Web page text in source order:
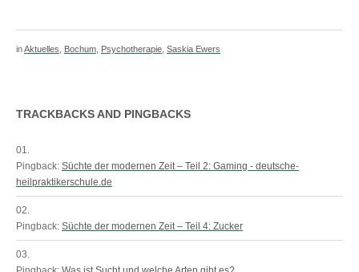
inAktuelles, Bochum, Psychotherapie, Saskia Ewers
TRACKBACKS AND PINGBACKS
Pingback: Süchte der modernen Zeit – Teil 2: Gaming - deutsche-
heilpraktikerschule.de
Pingback: Süchte der modernen Zeit – Teil 4: Zucker